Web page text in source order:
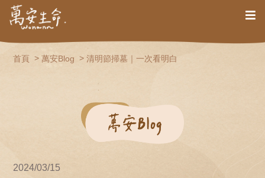
首頁 萬安Blog 清明節掃墓｜一次看明白
2024/03/15